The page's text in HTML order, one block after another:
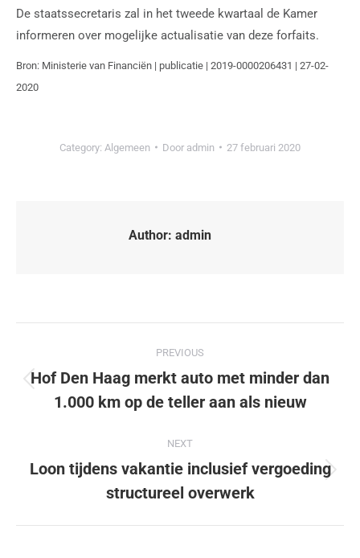
De staatssecretaris zal in het tweede kwartaal de Kamer
informeren over mogelijke actualisatie van deze forfaits.
Bron: Ministerie van Financiën | publicatie | 2019-0000206431 | 27-02-
2020
Category: Algemeen Door admin 27 februari 2020
Author: admin
PREVIOUS
Hof Den Haag merkt auto met minder dan
1.000 km op de teller aan als nieuw
NEXT
Loon tijdens vakantie inclusief vergoeding
structureel overwerk